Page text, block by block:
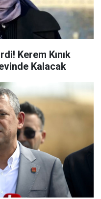
Kerem Kınık
Kalacak